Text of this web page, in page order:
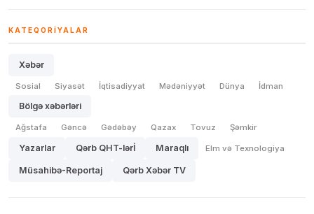
KATEQORIYALAR
Xəbər
Sosial Siyasət İqtisadiyyat Mədəniyyət Dünya İdman
Bölgə xəbərləri
Ağstafa Gəncə Gədəbəy Qazax Tovuz Şəmkir
Yazarlar Qərb QHT-lərİ Maraqlı Elm və Texnologiya
Müsahibə-Reportaj Qərb Xəbər TV